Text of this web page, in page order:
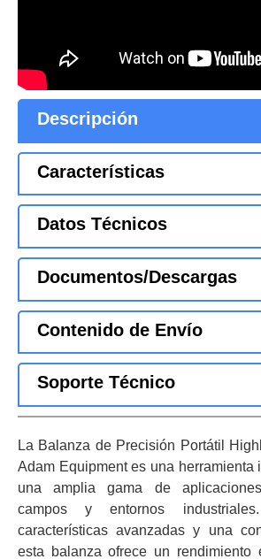
Descripción
Características
Datos Técnicos
Documentos/Descargas
Contenido de Envío
Soporte Técnico
La Balanza de Precisión Portátil
Adam Equipment es una herramienta
una amplia gama de
campos y entornos
características avanzadas y una
esta balanza ofrece un rendimiento